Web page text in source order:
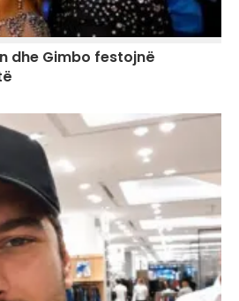
dhe Gimbo festojnë